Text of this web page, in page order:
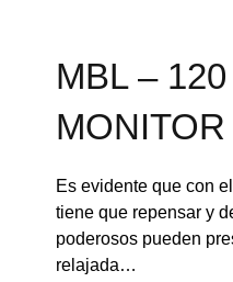
MBL –
MONITOR
Es evidente que con
tiene que repensar y
poderosos pueden
relajada…